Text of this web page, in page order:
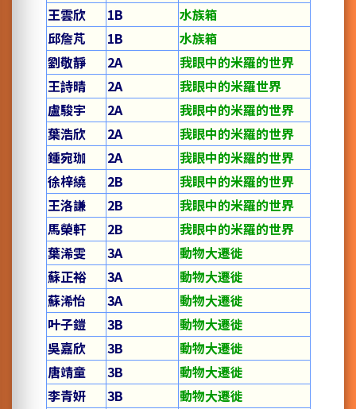
王雲欣
1B
水族箱
邱詹芃
1B
水族箱
劉敬靜
2A
我眼中的米羅的世界
王詩晴
2A
我眼中的米羅世界
盧駿宇
2A
我眼中的米羅的世界
葉浩欣
2A
我眼中的米羅的世界
鍾宛珈
2A
我眼中的米羅的世界
徐梓繞
2B
我眼中的米羅的世界
王洛謙
2B
我眼中的米羅的世界
馬榮軒
2B
我眼中的米羅的世界
葉浠雯
3A
動物大遷徙
蘇正裕
3A
動物大遷徙
蘇浠怡
3A
動物大遷徙
叶子鎧
3B
動物大遷徙
吳嘉欣
3B
動物大遷徙
唐靖童
3B
動物大遷徙
李青妍
3B
動物大遷徙